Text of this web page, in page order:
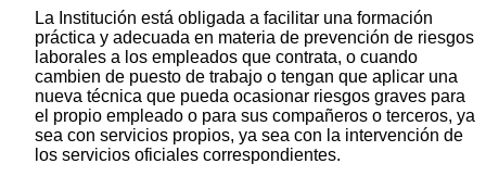
La Institución está obligada a facilitar una formación
práctica y adecuada en materia de prevención de riesgos
laborales a los empleados que contrata, o cuando
cambien de puesto de trabajo o tengan que aplicar una
nueva técnica que pueda ocasionar riesgos graves para
el propio empleado o para sus compañeros o terceros, ya
sea con servicios propios, ya sea con la intervención de
los servicios oficiales correspondientes.